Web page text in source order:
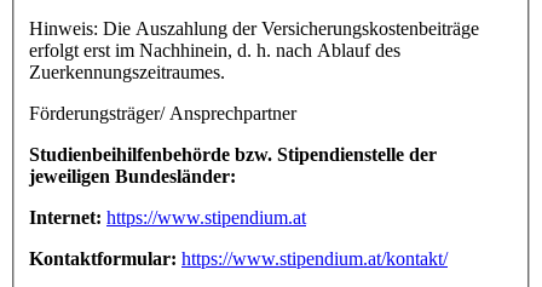
Hinweis: Die Auszahlung der Versicherungskostenbeiträge
erfolgt erst im Nachhinein, d. h. nach Ablauf des
Zuerkennungszeitraumes.
Förderungsträger/ Ansprechpartner
Studienbeihilfenbehörde bzw. Stipendienstelle der
jeweiligen Bundesländer:
Internet: https://www.stipendium.at
Kontaktformular: https://www.stipendium.at/kontakt/